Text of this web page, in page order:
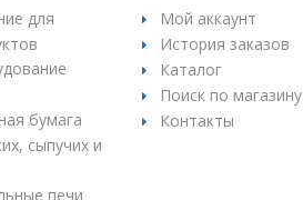
для
бумага
сыпучих и
печи
Мой аккаунт
История заказов
Каталог
Поиск по магазину
Контакты